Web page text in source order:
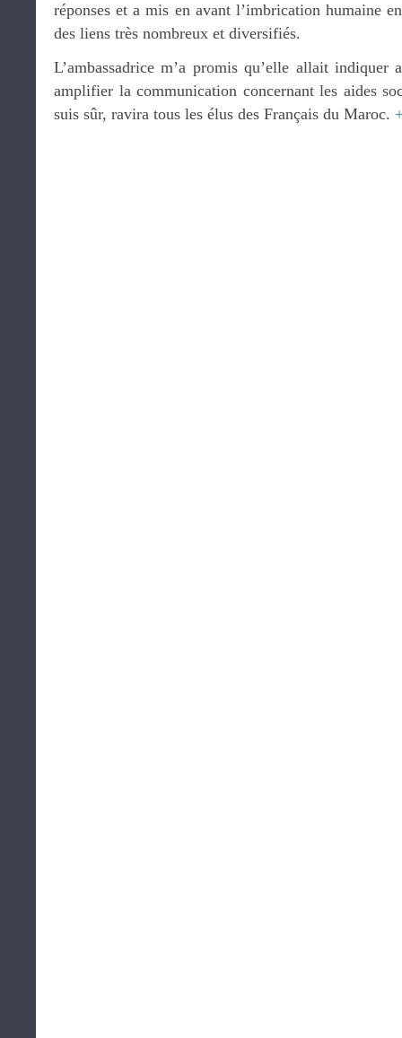
réponses et a mis en avant l’imbrication humaine
des liens très nombreux et diversifiés.
L’ambassadrice m’a promis qu’elle allait
amplifier la communication concernant les aides
suis sûr, ravira tous les élus des Français du Maroc.